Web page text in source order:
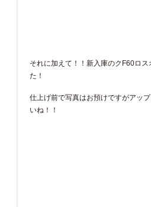
それに加えて！！新入庫のクF60ロ
た！
仕上げ前で写真はお預けですがアッ
いね！！